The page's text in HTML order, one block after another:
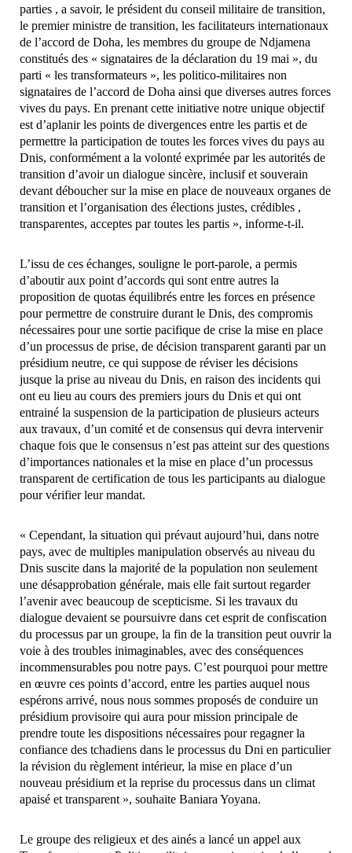
parties , a savoir, le président du conseil militaire de transition,
le premier ministre de transition, les facilitateurs internationaux
de l’accord de Doha, les membres du groupe de Ndjamena
constitués des « signataires de la déclaration du 19 mai », du
parti « les transformateurs », les politico-militaires non
signataires de l’accord de Doha ainsi que diverses autres forces
vives du pays. En prenant cette initiative notre unique objectif
est d’aplanir les points de divergences entre les partis et de
permettre la participation de toutes les forces vives du pays au
Dnis, conformément a la volonté exprimée par les autorités de
transition d’avoir un dialogue sincère, inclusif et souverain
devant déboucher sur la mise en place de nouveaux organes de
transition et l’organisation des élections justes, crédibles ,
transparentes, acceptes par toutes les partis », informe-t-il.
L’issu de ces échanges, souligne le port-parole, a permis
d’aboutir aux point d’accords qui sont entre autres la
proposition de quotas équilibrés entre les forces en présence
pour permettre de construire durant le Dnis, des compromis
nécessaires pour une sortie pacifique de crise la mise en place
d’un processus de prise, de décision transparent garanti par un
présidium neutre, ce qui suppose de réviser les décisions
jusque la prise au niveau du Dnis, en raison des incidents qui
ont eu lieu au cours des premiers jours du Dnis et qui ont
entrainé la suspension de la participation de plusieurs acteurs
aux travaux, d’un comité et de consensus qui devra intervenir
chaque fois que le consensus n’est pas atteint sur des questions
d’importances nationales et la mise en place d’un processus
transparent de certification de tous les participants au dialogue
pour vérifier leur mandat.
« Cependant, la situation qui prévaut aujourd’hui, dans notre
pays, avec de multiples manipulation observés au niveau du
Dnis suscite dans la majorité de la population non seulement
une désapprobation générale, mais elle fait surtout regarder
l’avenir avec beaucoup de scepticisme. Si les travaux du
dialogue devaient se poursuivre dans cet esprit de confiscation
du processus par un groupe, la fin de la transition peut ouvrir la
voie à des troubles inimaginables, avec des conséquences
incommensurables pou notre pays. C’est pourquoi pour mettre
en œuvre ces points d’accord, entre les parties auquel nous
espérons arrivé, nous nous sommes proposés de conduire un
présidium provisoire qui aura pour mission principale de
prendre toute les dispositions nécessaires pour regagner la
confiance des tchadiens dans le processus du Dni en particulier
la révision du règlement intérieur, la mise en place d’un
nouveau présidium et la reprise du processus dans un climat
apaisé et transparent », souhaite Baniara Yoyana.
Le groupe des religieux et des ainés a lancé un appel aux